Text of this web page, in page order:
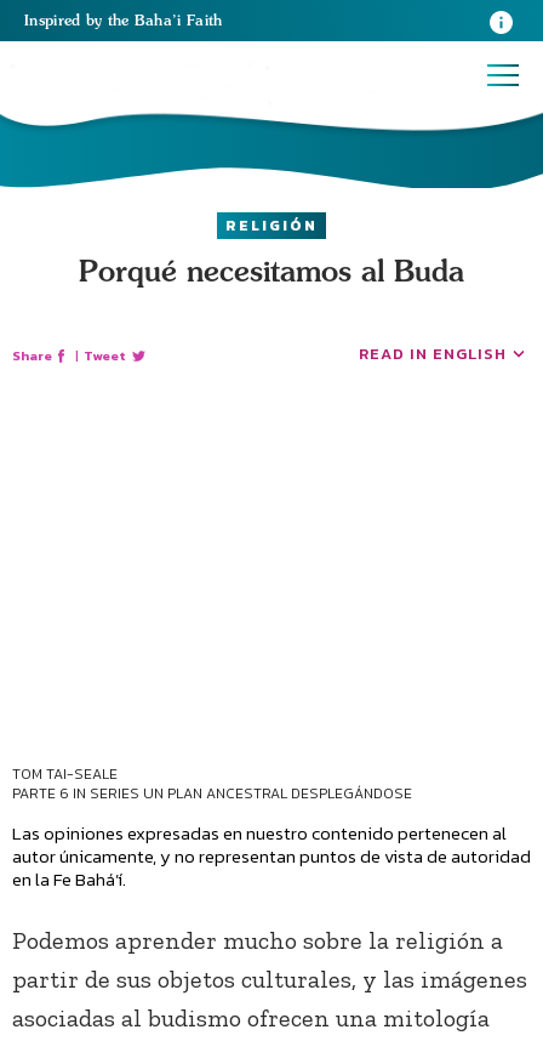
Inspired by the Baha’i Faith
RELIGIÓN
Porqué necesitamos al Buda
Share | Tweet READ IN ENGLISH
TOM TAI-SEALE
PARTE 6 IN SERIES UN PLAN ANCESTRAL DESPLEGÁNDOSE
Las opiniones expresadas en nuestro contenido pertenecen al
autor únicamente, y no representan puntos de vista de autoridad
en la Fe Bahá’í.
Podemos aprender mucho sobre la religión a
partir de sus objetos culturales, y las imágenes
asociadas al budismo ofrecen una mitología